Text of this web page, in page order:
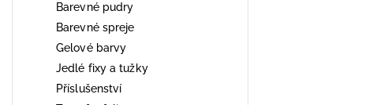
Barevné pudry
Barevné spreje
Gelové barvy
Jedlé fixy a tužky
Příslušenství